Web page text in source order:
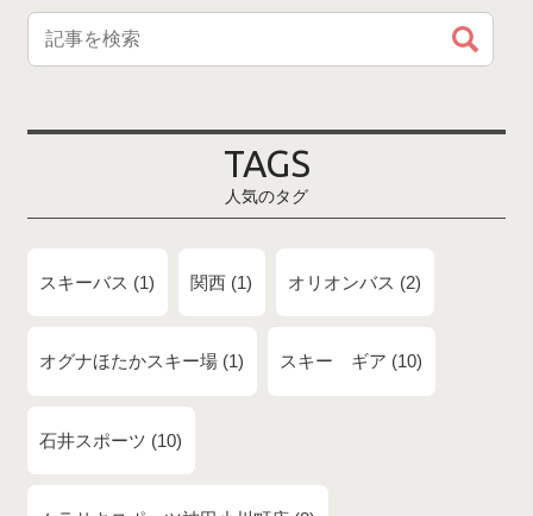
TAGS
人気のタグ
スキーバス 1 関西 1 オリオンバス 2
オグナほたかスキー場 1 スキー ギア 10
石井スポーツ 10